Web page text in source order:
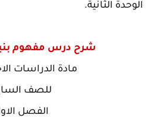
الوحدة الثانية.
شرح درس مفهوم
مادة الدراسات
للصف
الفصل